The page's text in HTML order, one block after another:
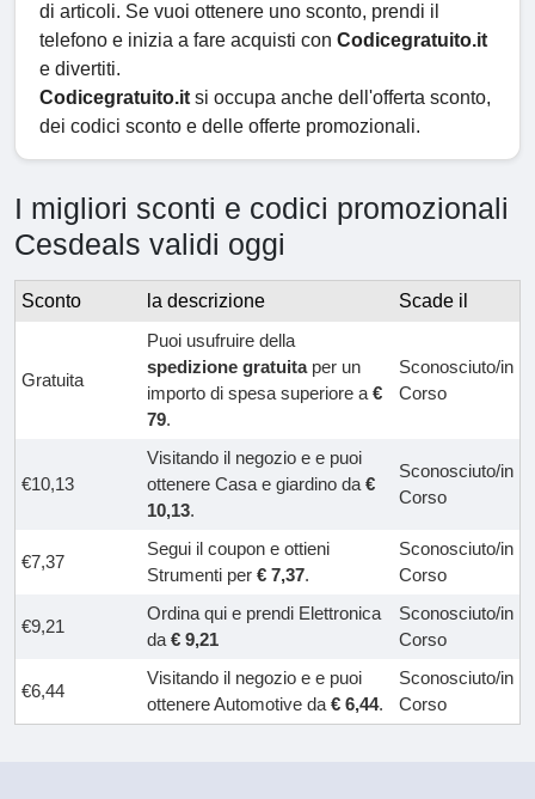
di articoli. Se vuoi ottenere uno sconto, prendi il
telefono e inizia a fare acquisti con Codicegratuito.it
e divertiti.
Codicegratuito.it si occupa anche dell'offerta sconto,
dei codici sconto e delle offerte promozionali.
I migliori sconti e codici promozionali
Cesdeals validi oggi
Sconto la descrizione Scade il
Gratuita
Puoi usufruire della
spedizione gratuitaper un
importo di spesa superiore a €
79.
Sconosciuto/in
Corso
€10,13
Visitando il negozio e e puoi
ottenere Casa e giardino da €
10,13.
Sconosciuto/in
Corso
€7,37
Segui il coupon e ottieni
Strumenti per € 7,37.
Sconosciuto/in
Corso
€9,21
Ordina qui e prendi Elettronica
da € 9,21
Sconosciuto/in
Corso
€6,44
Visitando il negozio e e puoi
ottenere Automotive da € 6,44.
Sconosciuto/in
Corso